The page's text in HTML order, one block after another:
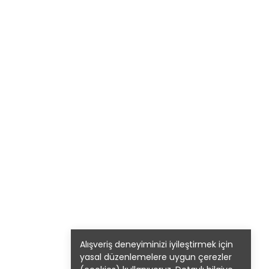
Alışveriş deneyiminizi iyileştirmek için
yasal düzenlemelere uygun çerezler